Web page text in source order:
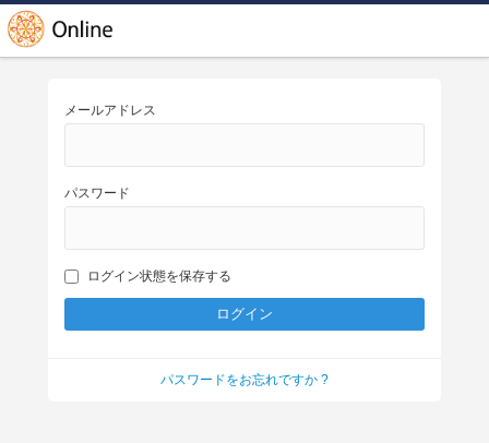
メールアドレス
パスワード
ログイン状態を保存する
パスワードをお忘れですか ?